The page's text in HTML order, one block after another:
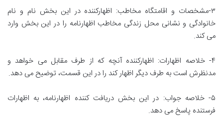
۳-مشخصات و اقامتگاه مخاطب: اظهارکننده در این بخش نام و نام
خانوادگی و نشانی محل زندگی مخاطب اظهارنامه را در این بخش وارد
می کند.
۴- خلاصه اظهارات: اظهارکننده آنچه که از طرف مقابل می خواهد و
مدنظرش است به طرف دیگر اظهار کند را در این قسمت، توضیح می دهد.
۵- خلاصه جواب: در این بخش دریافت کننده اظهارنامه، به اظهارات
فرستنده پاسخ می دهد.